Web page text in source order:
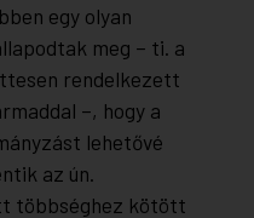
egy olyan
meg – ti. a
rendelkezett
–, hogy a
lehetővé
az ún.
többséghez kötött